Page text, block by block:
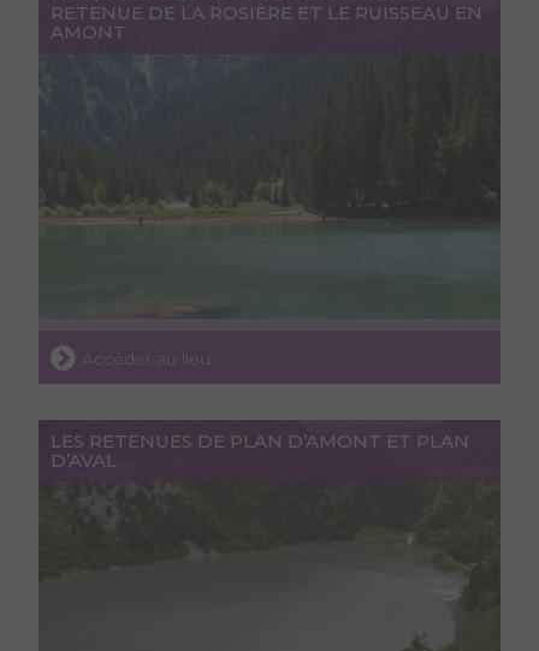
RETENUE DE LA ROSIÈRE ET LE RUISSEAU EN
AMONT
Accéder au lieu
LES RETENUES DE PLAN D’AMONT ET PLAN
D’AVAL